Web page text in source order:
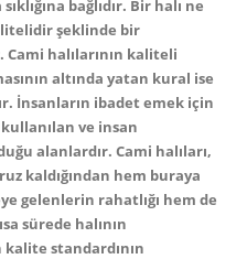
bağlıdır. Bir halı ne
şeklinde bir
halılarının kaliteli
altında yatan kural ise
İnsanların ibadet emek için
ve insan
alanlardır. Cami halıları,
kaldığından hem buraya
gelenlerin rahatlığı hem de
sürede halının
standardının